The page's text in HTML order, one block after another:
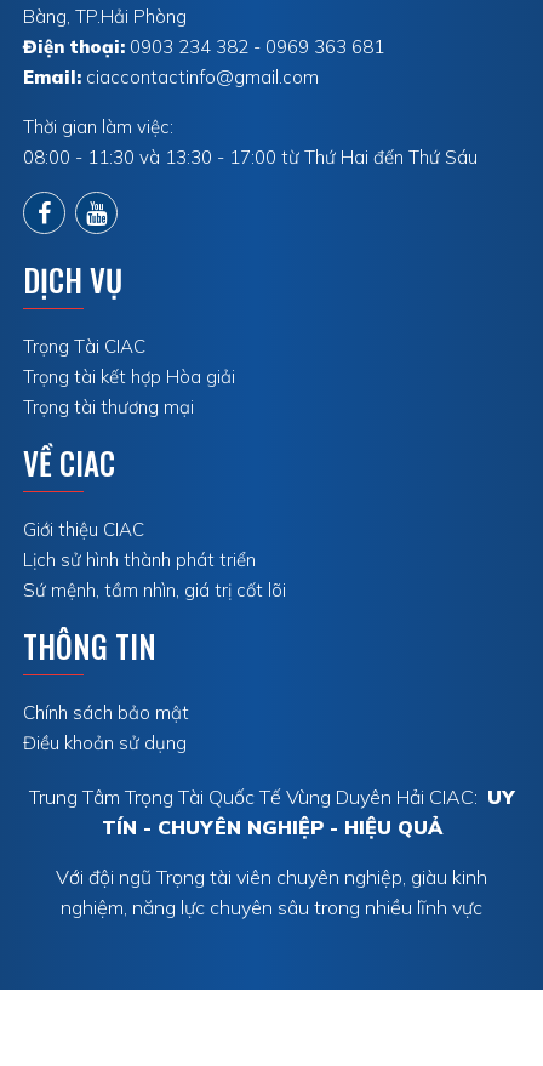
Bàng, TP.Hải Phòng
Điện thoại: 0903 234 382 - 0969 363 681
Email: ciaccontactinfo@gmail.com
Thời gian làm việc:
08:00 - 11:30 và 13:30 - 17:00 từ Thứ Hai đến Thứ Sáu
DỊCH VỤ
Trọng Tài CIAC
Trọng tài kết hợp Hòa giải
Trọng tài thương mại
VỀ CIAC
Giới thiệu CIAC
Lịch sử hình thành phát triển
Sứ mệnh, tầm nhìn, giá trị cốt lõi
THÔNG TIN
Chính sách bảo mật
Điều khoản sử dụng
Trung Tâm Trọng Tài Quốc Tế Vùng Duyên Hải CIAC: UY
TÍN - CHUYÊN NGHIỆP - HIỆU QUẢ
Với đội ngũ Trọng tài viên chuyên nghiệp, giàu kinh
nghiệm, năng lực chuyên sâu trong nhiều lĩnh vực